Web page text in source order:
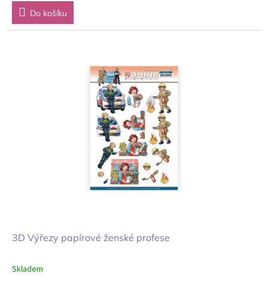
Do košíku
3D Výřezy papírové ženské profese
Skladem